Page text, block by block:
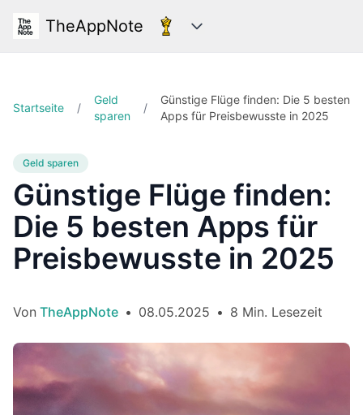
TheAppNote Kategorien
Startseite /
Geld
sparen
/
Günstige Flüge finden: Die 5 besten
Apps für Preisbewusste in 2025
Geld sparen
Günstige Flüge finden:
Die 5 besten Apps für
Preisbewusste in 2025
Von TheAppNote • 08.05.2025 • 8 Min. Lesezeit